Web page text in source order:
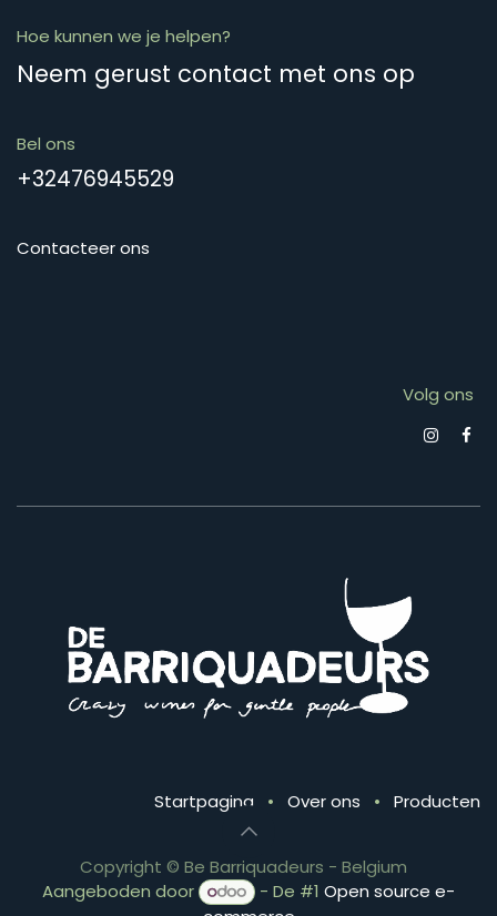
Hoe kunnen we je helpen?
Neem gerust contact met ons op
Bel ons
+32476945529
Contacteer ons
Volg ons
Startpagina • Over ons • Producten
Copyright © Be Barriquadeurs - Belgium
Aangeboden door
- De #1Open source e-